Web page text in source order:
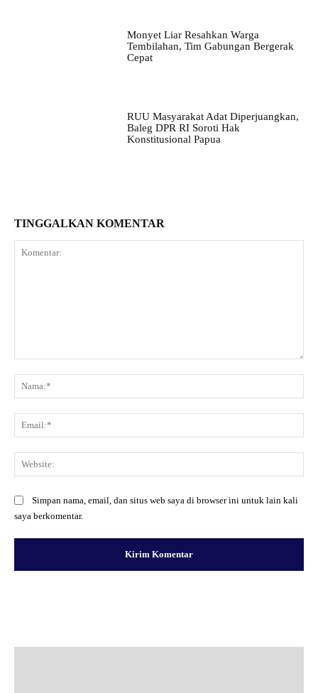
Monyet Liar Resahkan Warga
Tembilahan, Tim Gabungan Bergerak
Cepat
RUU Masyarakat Adat Diperjuangkan,
Baleg DPR RI Soroti Hak
Konstitusional Papua
TINGGALKAN KOMENTAR
Simpan nama, email, dan situs web saya di browser ini untuk lain kali
saya berkomentar.